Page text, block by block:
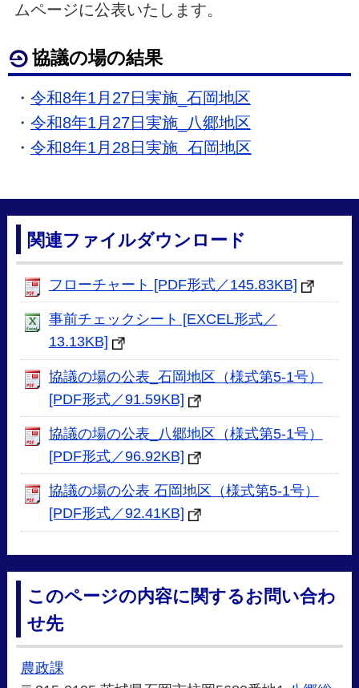
ムページに公表いたします。
協議の場の結果
・ 令和8年1月27日実施_石岡地区
・ 令和8年1月27日実施_八郷地区
・ 令和8年1月28日実施 石岡地区
関連ファイルダウンロード
フローチャート [PDF形式／145.83KB]
事前チェックシート [EXCEL形式／
13.13KB]
協議の場の公表_石岡地区（様式第5-1号）
[PDF形式／91.59KB]
協議の場の公表_八郷地区（様式第5-1号）
[PDF形式／96.92KB]
協議の場の公表 石岡地区（様式第5-1号）
[PDF形式／92.41KB]
このページの内容に関するお問い合わ
せ先
農政課